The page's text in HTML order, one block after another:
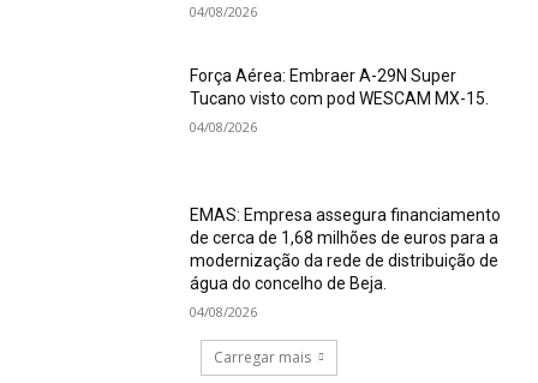
04/08/2026
Força Aérea: Embraer A-29N Super
Tucano visto com pod WESCAM MX-15.
04/08/2026
EMAS: Empresa assegura financiamento
de cerca de 1,68 milhões de euros para a
modernização da rede de distribuição de
água do concelho de Beja.
04/08/2026
Carregar mais